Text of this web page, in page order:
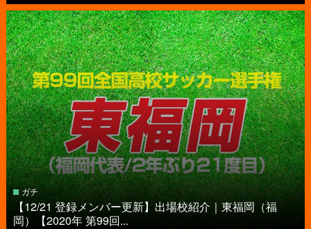
ガチ
【12/21 登録メンバー更新】出場校紹介｜東福岡（福
岡）【2020年 第99回...